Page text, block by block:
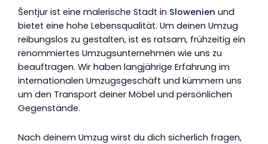
Šentjur ist eine malerische Stadt in Slowenien und
bietet eine hohe Lebensqualität. Um deinen Umzug
reibungslos zu gestalten, ist es ratsam, frühzeitig ein
renommiertes Umzugsunternehmen wie uns zu
beauftragen. Wir haben langjährige Erfahrung im
internationalen Umzugsgeschäft und kümmern uns
um den Transport deiner Möbel und persönlichen
Gegenstände.
Nach deinem Umzug wirst du dich sicherlich fragen,